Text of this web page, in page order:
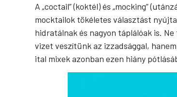
A „coctail” (koktél) és „mocking”
mocktailok tökéletes választást
hidratálnak és nagyon táplálóak is.
vizet veszítünk az izzadsággal,
ital mixek azonban ezen hiány